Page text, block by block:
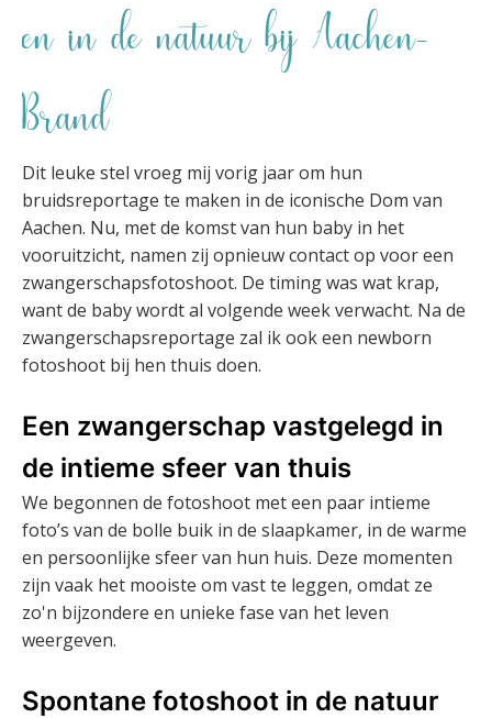
en in de natuur bij Aachen-
Brand
Dit leuke stel vroeg mij vorig jaar om hun
bruidsreportage te maken in de iconische Dom van
Aachen. Nu, met de komst van hun baby in het
vooruitzicht, namen zij opnieuw contact op voor een
zwangerschapsfotoshoot. De timing was wat krap,
want de baby wordt al volgende week verwacht. Na de
zwangerschapsreportage zal ik ook een newborn
fotoshoot bij hen thuis doen.
Een zwangerschap vastgelegd in
de intieme sfeer van thuis
We begonnen de fotoshoot met een paar intieme
foto’s van de bolle buik in de slaapkamer, in de warme
en persoonlijke sfeer van hun huis. Deze momenten
zijn vaak het mooiste om vast te leggen, omdat ze
zo'n bijzondere en unieke fase van het leven
weergeven.
Spontane fotoshoot in de natuur